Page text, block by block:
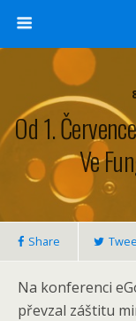
Od 1.
Ve
Share
Na konferenci
převzal záštitu